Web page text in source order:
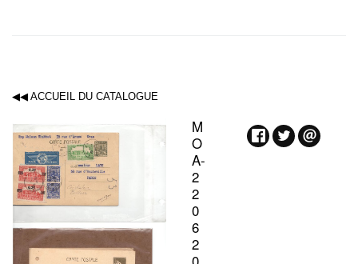
◀◀ ACCUEIL DU CATALOGUE
M
O
A-
2
2
0
6
2